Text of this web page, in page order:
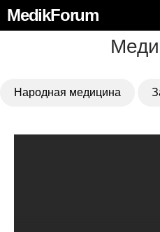
MedikForum
Народная медицина